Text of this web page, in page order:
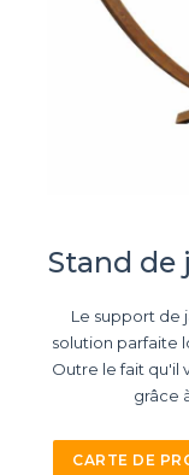
Stand de
Le support de
solution parfaite
Outre le fait qu'il
grâce
CARTE DE